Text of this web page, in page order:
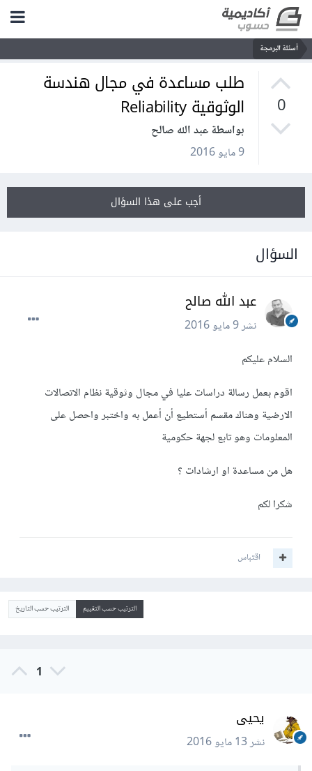
أسئلة البرمجة
0
طلب مساعدة في مجال هندسة
الوثوقية Reliability
بواسطة عبد الله صالح
9 مايو 2016
أجب على هذا السؤال
السؤال
عبد الله صالح
نشر9 مايو 2016
السلام عليكم
اقوم بعمل رسالة دراسات عليا في مجال وثوقية نظام الاتصالات
الارضية وهناك مقسم أستطيع أن أعمل به واختبر واحصل على
المعلومات وهو تابع لجهة حكومية
هل من مساعدة او ارشادات ؟
شكرا لكم
اقتباس
الترتيب حسب التقييم الترتيب حسب التاريخ
1
يحيى
نشر13 مايو 2016